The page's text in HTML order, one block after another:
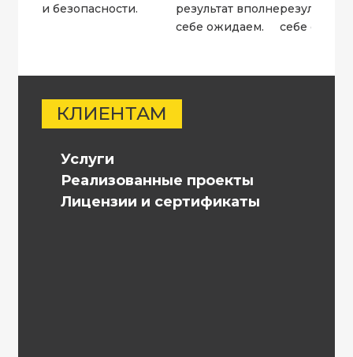
и безопасности.
результат вполне
себе ожидаем.
результат
себе
КЛИЕНТАМ
Услуги
Реализованные проекты
Лицензии и сертификаты